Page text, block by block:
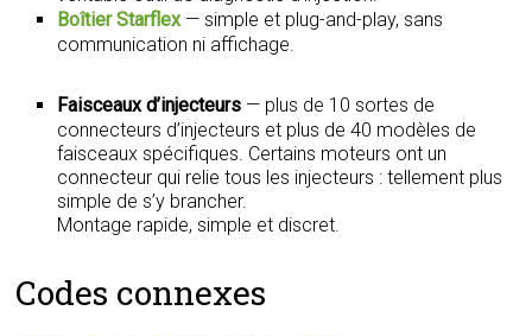
Boîtier Starflex— simple et plug-and-play, sans
communication ni affichage.
Faisceaux d’injecteurs — plus de 10 sortes de
connecteurs d’injecteurs et plus de 40 modèles de
faisceaux spécifiques. Certains moteurs ont un
connecteur qui relie tous les injecteurs : tellement plus
simple de s’y brancher.
Montage rapide, simple et discret.
Codes connexes